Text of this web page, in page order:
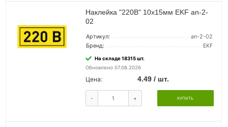
Наклейка "220В" 10х15мм EKF an-2-
02
Артикул:
an-2-02
Бренд:
EKF
На складе 18315 шт.
Обновлено 07.08.2026
Цена: 4.49 / шт.
- + КУПИТЬ